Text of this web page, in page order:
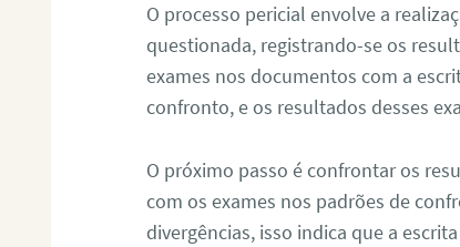
O processo pericial envolve a
questionada, registrando-se os
exames nos documentos com a
confronto, e os resultados desses
O próximo passo é confrontar os
com os exames nos padrões de
divergências, isso indica que a